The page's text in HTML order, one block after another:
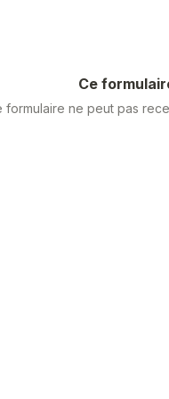
Ce
formulaire ne peut pas